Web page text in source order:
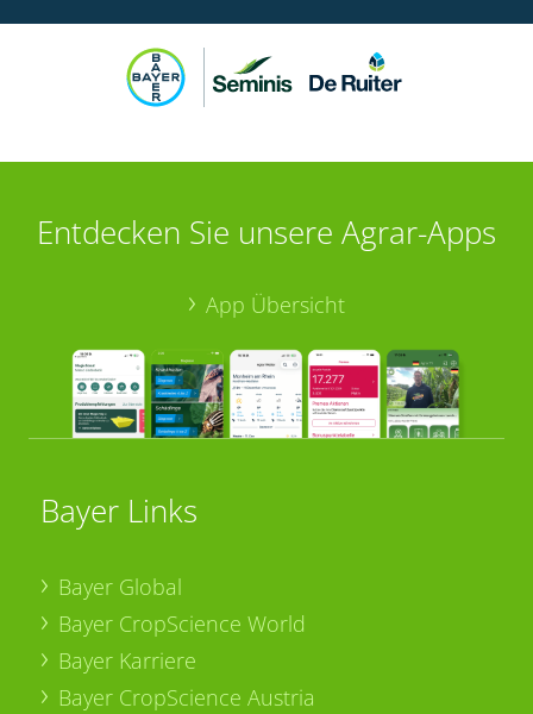
Entdecken Sie unsere Agrar-Apps
App Übersicht
Bayer Links
Bayer Global
Bayer CropScience World
Bayer Karriere
Bayer CropScience Austria